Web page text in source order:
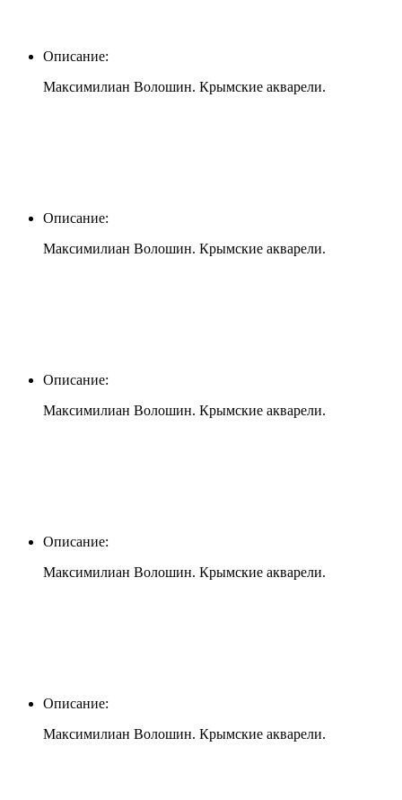
Описание:
Максимилиан Волошин. Крымские акварели.
Описание:
Максимилиан Волошин. Крымские акварели.
Описание:
Максимилиан Волошин. Крымские акварели.
Описание:
Максимилиан Волошин. Крымские акварели.
Описание:
Максимилиан Волошин. Крымские акварели.